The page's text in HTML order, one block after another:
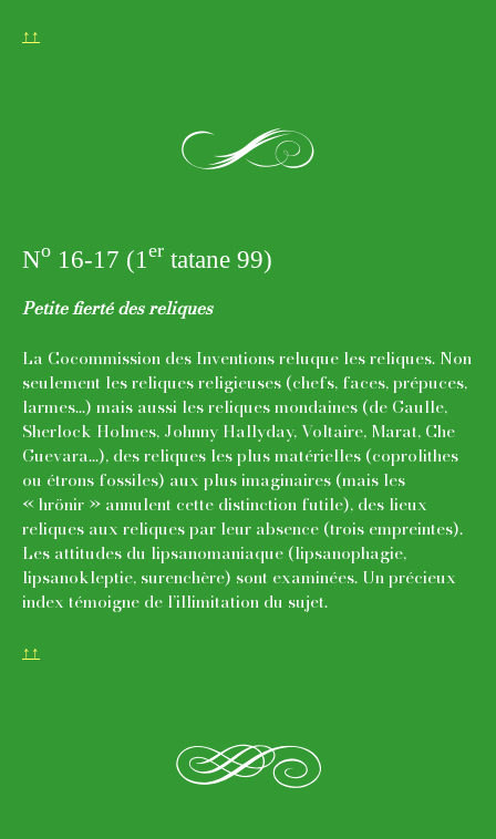
↑↑
i
No 16-17 (1 er tatane 99)
Petite fierté des reliques
La Cocommission des Inventions reluque les reliques. Non
seulement les reliques religieuses (chefs, faces, prépuces,
larmes...) mais aussi les reliques mondaines (de Gaulle,
Sherlock Holmes, Johnny Hallyday, Voltaire, Marat, Che
Guevara...), des reliques les plus matérielles (coprolithes
ou étrons fossiles) aux plus imaginaires (mais les
« hrönir » annulent cette distinction futile), des lieux
reliques aux reliques par leur absence (trois empreintes).
Les attitudes du lipsanomaniaque (lipsanophagie,
lipsanokleptie, surenchère) sont examinées. Un précieux
index témoigne de l’illimitation du sujet.
↑↑
h